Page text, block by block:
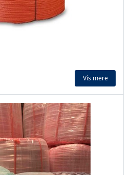
Vis mere